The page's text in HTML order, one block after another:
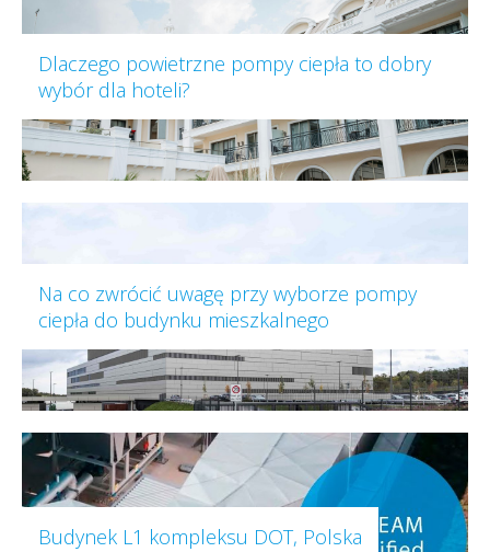
Dlaczego powietrzne pompy ciepła to dobry
wybór dla hoteli?
Na co zwrócić uwagę przy wyborze pompy
ciepła do budynku mieszkalnego
Budynek L1 kompleksu DOT, Polska